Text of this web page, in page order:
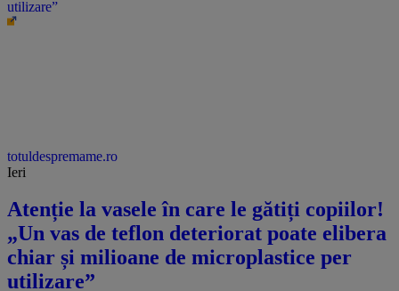
utilizare”
totuldespremame.ro
Ieri
Atenție la vasele în care le gătiți copiilor!
„Un vas de teflon deteriorat poate elibera
chiar și milioane de microplastice per
utilizare”